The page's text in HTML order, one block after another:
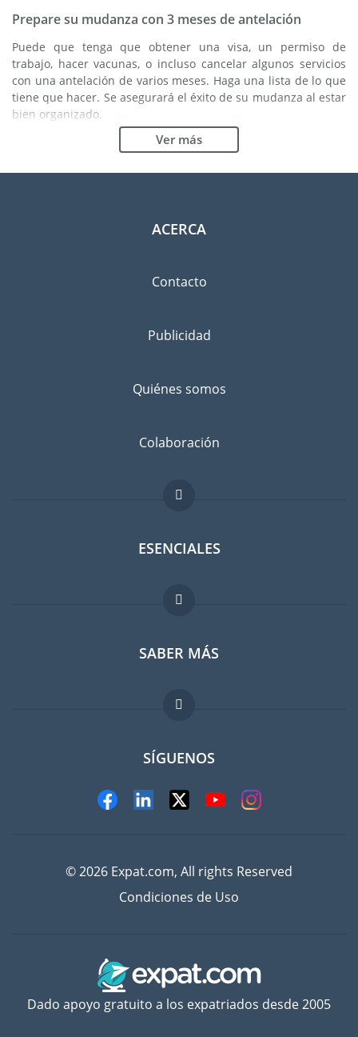
Prepare su mudanza con 3 meses de antelación
Puede que tenga que obtener una visa, un permiso de
trabajo, hacer vacunas, o incluso cancelar algunos servicios
con una antelación de varios meses. Haga una lista de lo que
tiene que hacer. Se asegurará el éxito de su mudanza al estar
bien organizado.
Elija la buena empresa de mudanzas
Los servicios de una buena empresa de mudanzas son
de mudanzas en las cuales usted puede confiar. Los
Infórmese bien: ¿No sería más barato comprar cosas en
Evitar el riesgo de daños
Ver más
ACERCA
Contacto
Publicidad
Quiénes somos
Colaboración
ESENCIALES
Foro para expatriados
Guia para expatriados
Trabajos en el extranjero
SABER MÁS
FAQ
SÍGUENOS
© 2026 Expat.com, All rights Reserved
Condiciones de Uso
Dado apoyo gratuito a los expatriados desde 2005